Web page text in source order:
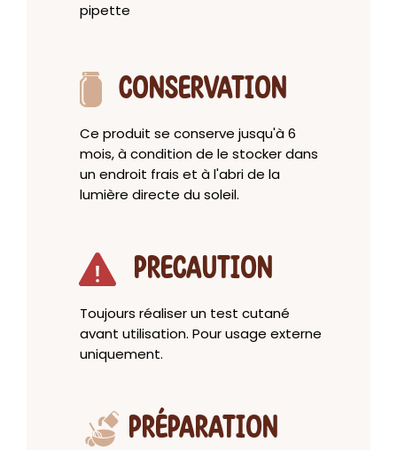
pipette
CONSERVATION
Ce produit se conserve jusqu'à 6
mois, à condition de le stocker dans
un endroit frais et à l'abri de la
lumière directe du soleil.
PRECAUTION
Toujours réaliser un test cutané
avant utilisation. Pour usage externe
uniquement.
PRÉPARATION